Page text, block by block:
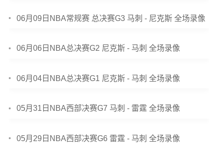
06月09日NBA常规赛 总决赛G3 马刺 - 尼克斯 全场录像
06月06日NBA总决赛G2 尼克斯 - 马刺 全场录像
06月04日NBA总决赛G1 尼克斯 - 马刺 全场录像
05月31日NBA西部决赛G7 马刺 - 雷霆 全场录像
05月29日NBA西部决赛G6 雷霆 - 马刺 全场录像